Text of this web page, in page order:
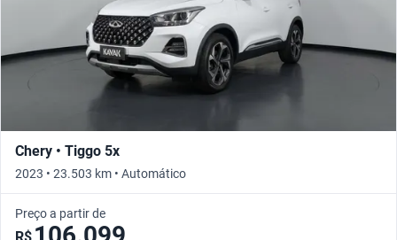
Chery • Tiggo 5x
2023 • 23.503 km • Automático
Preço a partir de